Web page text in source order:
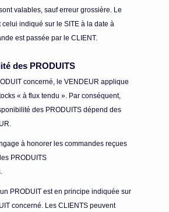
valables, sauf erreur grossière. Le
indiqué sur le SITE à la date à
est passée par le CLIENT.
des PRODUITS
concerné, le VENDEUR applique
« à flux tendu ». Par conséquent,
des PRODUITS dépend des
à honorer les commandes reçues
PRODUITS
PRODUIT est en principe indiquée sur
concerné. Les CLIENTS peuvent